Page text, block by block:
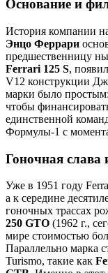
Основание и
История компании
Энцо Феррари
предшественницу
Ferrari 125 S,
V12 конструкции
марки было
чтобы
единственной
Формулы-1 с
Гоночная слава
Уже в 1951 году
а к середине
гоночных трассах
250 GTO (1962 г.,
мире стоимостью
Параллельно марка
Turismo, такие как